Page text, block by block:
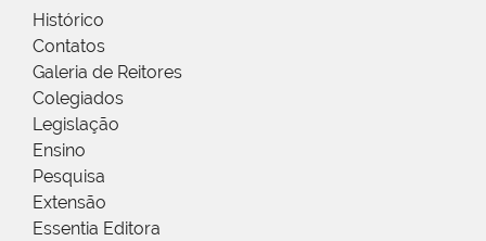
Histórico
Contatos
Galeria de Reitores
Colegiados
Legislação
Ensino
Pesquisa
Extensão
Essentia Editora